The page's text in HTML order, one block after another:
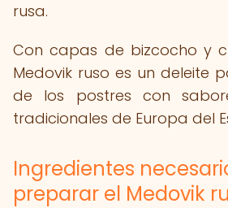
rusa.
Con capas de bizcocho y
Medovik ruso es un deleite
de los postres con
tradicionales de Europa del
Ingredientes
preparar el Medovik